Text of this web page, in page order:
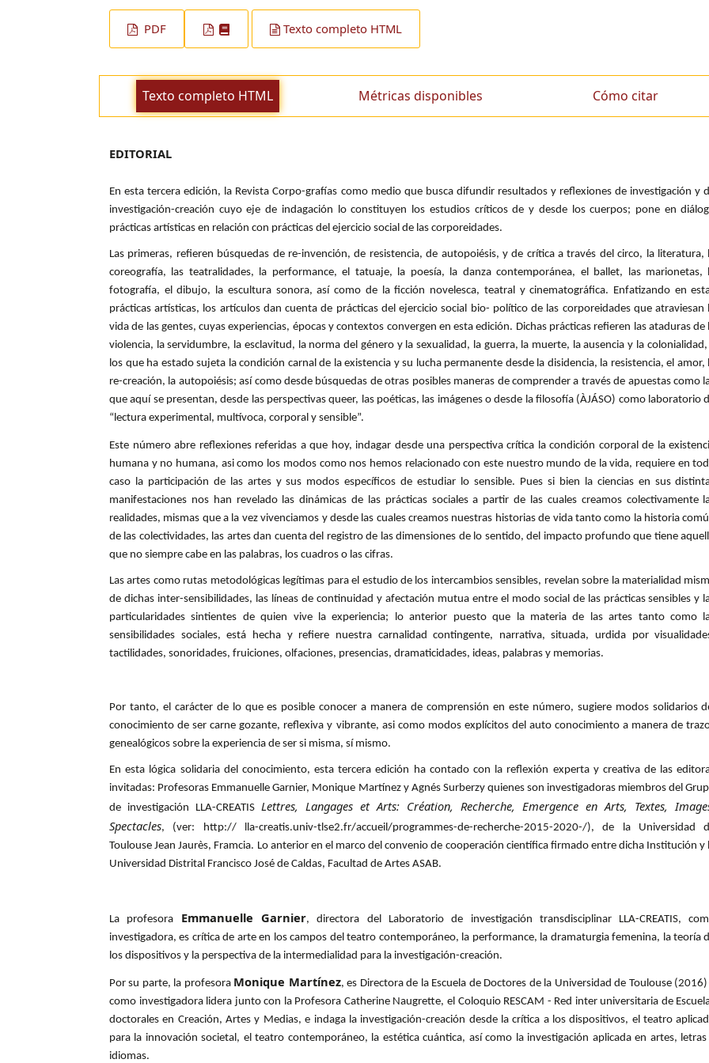
PDF Texto completo HTML
Texto completo HTML Métricas disponibles Cómo citar
EDITORIAL
En esta tercera edición, la Revista Corpo-grafías como medio que busca difundir resultados y reflexiones de investigación y
investigación-creación cuyo eje de indagación lo constituyen los estudios críticos de y desde los cuerpos; pone en
prácticas artísticas en relación con prácticas del ejercicio social de las corporeidades.
Las primeras, refieren búsquedas de re-invención, de resistencia, de autopoiésis, y de crítica a través del circo, la literatura,
coreografía, las teatralidades, la performance, el tatuaje, la poesía, la danza contemporánea, el ballet, las marionetas,
fotografía, el dibujo, la escultura sonora, así como de la ficción novelesca, teatral y cinematográfica. Enfatizando en
prácticas artísticas, los artículos dan cuenta de prácticas del ejercicio social bio- político de las corporeidades que atraviesan
vida de las gentes, cuyas experiencias, épocas y contextos convergen en esta edición. Dichas prácticas refieren las ataduras de
violencia, la servidumbre, la esclavitud, la norma del género y la sexualidad, la guerra, la muerte, la ausencia y la colonialidad,
los que ha estado sujeta la condición carnal de la existencia y su lucha permanente desde la disidencia, la resistencia, el amor,
re-creación, la autopoiésis; así como desde búsquedas de otras posibles maneras de comprender a través de apuestas como
que aquí se presentan, desde las perspectivas queer, las poéticas, las imágenes o desde la filosofía (ÀJÁSO) como laboratorio
“lectura experimental, multívoca, corporal y sensible”.
Este número abre reflexiones referidas a que hoy, indagar desde una perspectiva crítica la condición corporal de la
humana y no humana, asi como los modos como nos hemos relacionado con este nuestro mundo de la vida, requiere en
caso la participación de las artes y sus modos específicos de estudiar lo sensible. Pues si bien la ciencias en sus
manifestaciones nos han revelado las dinámicas de las prácticas sociales a partir de las cuales creamos colectivamente
realidades, mismas que a la vez vivenciamos y desde las cuales creamos nuestras historias de vida tanto como la historia
de las colectividades, las artes dan cuenta del registro de las dimensiones de lo sentido, del impacto profundo que tiene
que no siempre cabe en las palabras, los cuadros o las cifras.
Las artes como rutas metodológicas legítimas para el estudio de los intercambios sensibles, revelan sobre la materialidad
de dichas inter-sensibilidades, las líneas de continuidad y afectación mutua entre el modo social de las prácticas sensibles y
particularidades sintientes de quien vive la experiencia; lo anterior puesto que la materia de las artes tanto como
sensibilidades sociales, está hecha y refiere nuestra carnalidad contingente, narrativa, situada, urdida por
tactilidades, sonoridades, fruiciones, olfaciones, presencias, dramaticidades, ideas, palabras y memorias.
Por tanto, el carácter de lo que es posible conocer a manera de comprensión en este número, sugiere modos solidarios
conocimiento de ser carne gozante, reflexiva y vibrante, asi como modos explícitos del auto conocimiento a manera de
genealógicos sobre la experiencia de ser si misma, sí mismo.
En esta lógica solidaria del conocimiento, esta tercera edición ha contado con la reflexión experta y creativa de las
invitadas: Profesoras Emmanuelle Garnier, Monique Martínez y Agnés Surberzy quienes son investigadoras miembros del
de investigación LLA-CREATISLettres, Langages et Arts: Création, Recherche, Emergence en Arts, Textes,
Spectacles, (ver: http:// lla-creatis.univ-tlse2.fr/accueil/programmes-de-recherche-2015-2020-/), de la Universidad
Toulouse Jean Jaurès, Framcia. Lo anterior en el marco del convenio de cooperación científica firmado entre dicha Institución y
Universidad Distrital Francisco José de Caldas, Facultad de Artes ASAB.
La profesora Emmanuelle Garnier, directora del Laboratorio de investigación transdisciplinar LLA-CREATIS,
investigadora, es crítica de arte en los campos del teatro contemporáneo, la performance, la dramaturgia femenina, la teoría
los dispositivos y la perspectiva de la intermedialidad para la investigación-creación.
Por su parte, la profesora Monique Martínez, es Directora de la Escuela de Doctores de la Universidad de Toulouse (2016)
como investigadora lidera junto con la Profesora Catherine Naugrette, el Coloquio RESCAM - Red inter universitaria de
doctorales en Creación, Artes y Medias, e indaga la investigación-creación desde la crítica a los dispositivos, el teatro
para la innovación societal, el teatro contemporáneo, la estética cuántica, así como la investigación aplicada en artes, letras
idiomas.